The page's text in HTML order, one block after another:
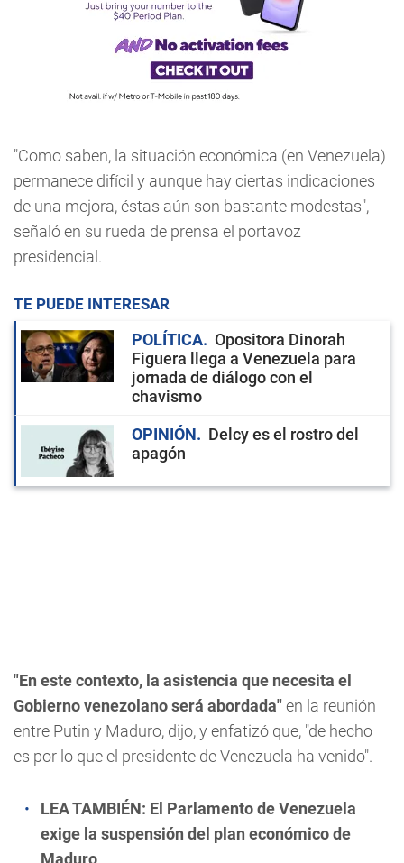
"Como saben, la situación económica (en Venezuela)
permanece difícil y aunque hay ciertas indicaciones
de una mejora, éstas aún son bastante modestas",
señaló en su rueda de prensa el portavoz
presidencial.
TE PUEDE INTERESAR
POLÍTICA
Opositora Dinorah
Figuera llega a Venezuela para
jornada de diálogo con el
chavismo
OPINIÓN
Delcy es el rostro del
apagón
"En este contexto, la asistencia que necesita el
Gobierno venezolano será abordada"en la reunión
entre Putin y Maduro, dijo, y enfatizó que, "de hecho
es por lo que el presidente de Venezuela ha venido".
LEA TAMBIÉN: El Parlamento de Venezuela
exige la suspensión del plan económico de
Maduro